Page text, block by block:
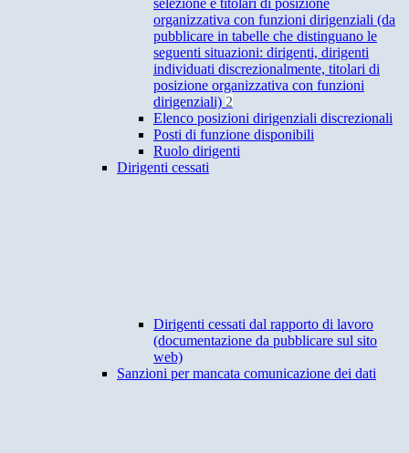
selezione e titolari di posizione
organizzativa con funzioni dirigenziali (da
pubblicare in tabelle che distinguano le
seguenti situazioni: dirigenti, dirigenti
individuati discrezionalmente, titolari di
posizione organizzativa con funzioni
dirigenziali) 2
Elenco posizioni dirigenziali discrezionali
Posti di funzione disponibili
Ruolo dirigenti
Dirigenti cessati
Dirigenti cessati dal rapporto di lavoro
(documentazione da pubblicare sul sito
web)
Sanzioni per mancata comunicazione dei dati